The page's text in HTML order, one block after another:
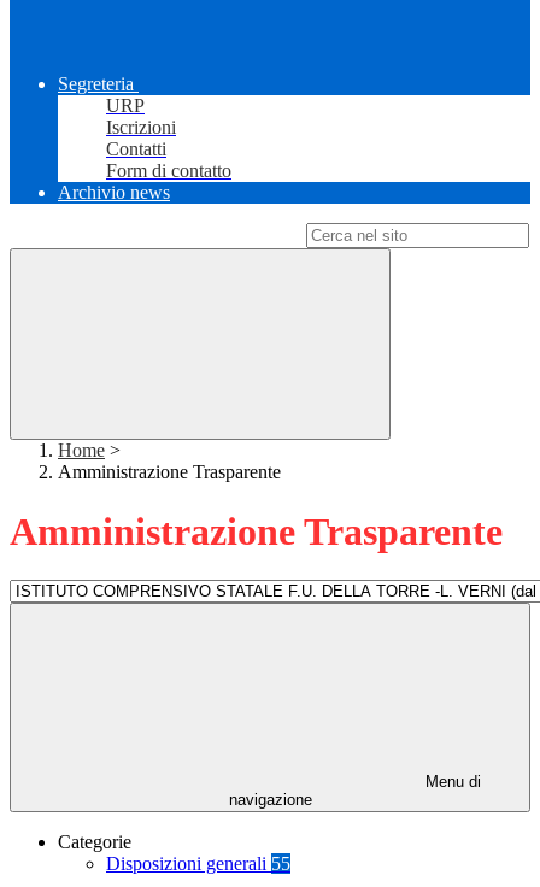
Segreteria
URP
Iscrizioni
Contatti
Form di contatto
Archivio news
Home >
Amministrazione Trasparente
Amministrazione Trasparente
Menu di
navigazione
Categorie
Disposizioni generali 55